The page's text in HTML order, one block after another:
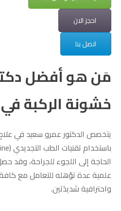
احجز الان
اتصل بنا
مَن هو أفضل
خشونة الركبة
يتخصص الدكتور عمرو سعيد في
الحاجة إلى اللجوء للجراحة، وقد
علمية عدة تؤهله للتعامل مع
واحترافية شديدَتين.